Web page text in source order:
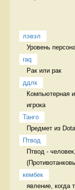
лэвэл
Уровень
raq
Рак или рак
ддлк
Компьютерная
игрока
Танго
Предмет из
Птвод
Птвод -
кембек
явление, когда